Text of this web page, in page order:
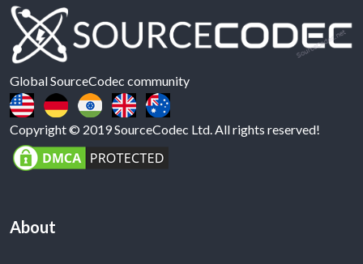
Global SourceCodec community
Copyright © 2019 SourceCodec Ltd. All rights reserved!
About